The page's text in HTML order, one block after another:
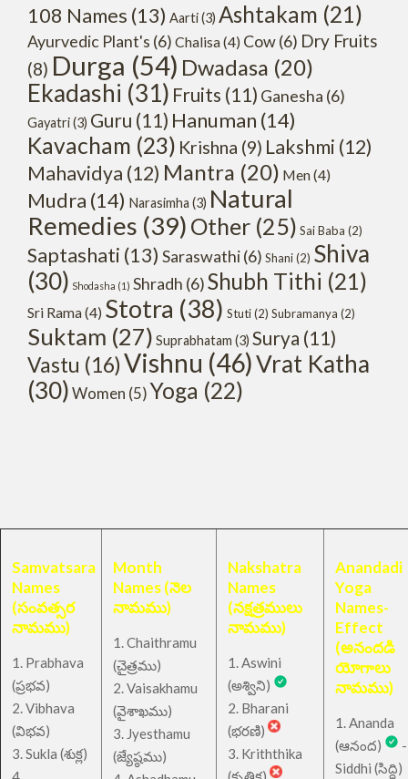
108 Names (13) Aarti(3) Ashtakam (21)
Ayurvedic Plant's (6) Chalisa(4) Cow(6) Dry Fruits
(8) Durga (54) Dwadasa (20)
Ekadashi (31) Fruits (11) Ganesha (6)
Gayatri(3) Guru (11) Hanuman (14)
Kavacham (23) Krishna (9) Lakshmi (12)
Mahavidya (12) Mantra (20) Men(4)
Mudra (14) Narasimha (3) Natural
Remedies (39) Other (25) Sai Baba (2)
Saptashati (13) Saraswathi(6) Shani(2) Shiva
(30) Shodasha (1) Shradh (6)Shubh Tithi (21)
Sri Rama(4) Stotra (38) Stuti(2) Subramanya (2)
Suktam (27) Suprabhatam (3) Surya (11)
Vastu (16)Vishnu (46)Vrat Katha
(30)Women (5)Yoga (22)
Samvatsara
Names
(సంవత్సర
నామము)
1. Prabhava
(ప్రభవ)
2. Vibhava
(విభవ)
3. Sukla (శుక్ల)
Month
Names (నెల
నామము)
1. Chaithramu
(చైత్రము)
2. Vaisakhamu
(వైశాఖము)
3. Jyesthamu
(జ్యేష్ఠము)
Nakshatra
Names
(నక్షత్రములు
నామము)
1. Aswini
(అశ్విని)
2. Bharani
(భరణి)
3. Kriththika
Anandadi
Yoga
Names-
Effect
(అనందడి
యోగాలు
నామము)
1. Ananda
(ఆనంద)
-
Siddhi (సిద్ధి)